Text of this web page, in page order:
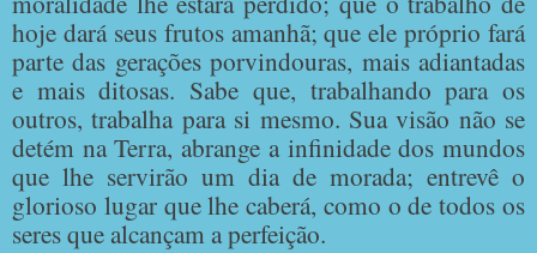
hoje dará seus frutos amanhã; que ele próprio fará
parte das gerações porvindouras, mais adiantadas
e mais ditosas. Sabe que, trabalhando para os
outros, trabalha para si mesmo. Sua visão não se
detém na Terra, abrange a infinidade dos mundos
que lhe servirão um dia de morada; entrevê o
glorioso lugar que lhe caberá, como o de todos os
seres que alcançam a perfeição.